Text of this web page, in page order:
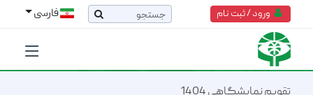
ورود / ثبت نام فارسی